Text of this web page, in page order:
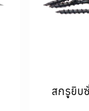
สกรูยิบ